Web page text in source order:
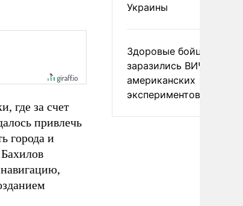
где за счет
привлечь
города и
Украины
Здоровые бойцы ВСУ
заразились ВИЧ после
американских
экспериментов